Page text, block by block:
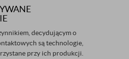
decydującym o
są technologie,
przy ich produkcji.